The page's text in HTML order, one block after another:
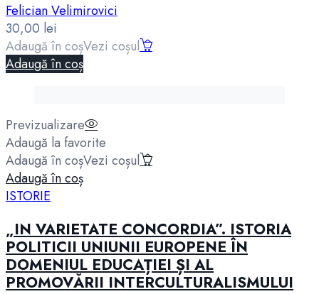
Felician Velimirovici
30,00 lei
Adaugă în coșVezi coșul
Adaugă în coș
Previzualizare
Adaugă la favorite
Adaugă în coșVezi coșul
Adaugă în coș
ISTORIE
„IN VARIETATE CONCORDIA”. ISTORIA
POLITICII UNIUNII EUROPENE ÎN
DOMENIUL EDUCAȚIEI ȘI AL
PROMOVĂRII INTERCULTURALISMULUI